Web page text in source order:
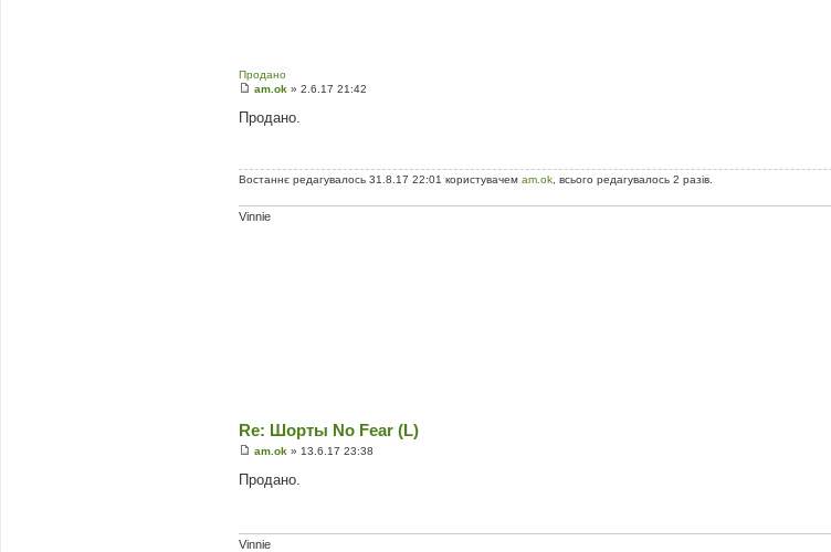
Продано
в
м
е
н
am.ok » 2.6.17 21:42
Продано.
Востаннє редагувалось 31.8.17 22:01 користувачем am.ok , всього редагувалось 2 разів.
Vinnie
Re: Шорты No Fear (L)
в
м
am.ok » 13.6.17 23:38
Продано.
Vinnie